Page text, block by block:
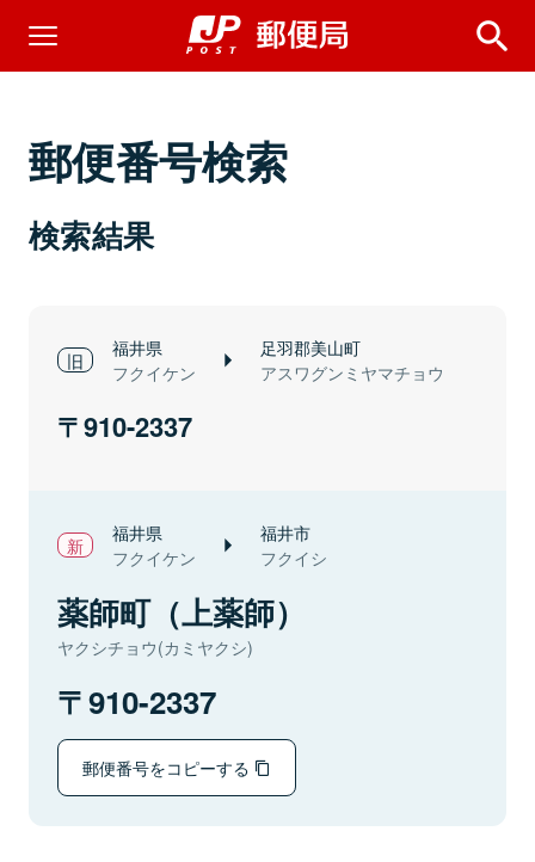
郵便番号検索
検索結果
福井県
フクイケン
足羽郡美山町
アスワグンミヤマチョウ
910-2337
福井県
フクイケン
福井市
フクイシ
薬師町（上薬師）
ヤクシチョウ(カミヤクシ)
910-2337
郵便番号をコピーする